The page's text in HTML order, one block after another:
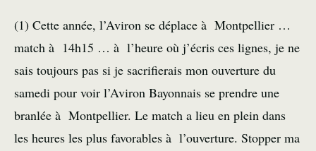
(1) Cette année, l’Aviron se déplace à Montpellier …
match à 14h15 … à l’heure où j’écris ces lignes, je ne
sais toujours pas si je sacrifierais mon ouverture du
samedi pour voir l’Aviron Bayonnais se prendre une
branlée à Montpellier. Le match a lieu en plein dans
les heures les plus favorables à l’ouverture. Stopper ma